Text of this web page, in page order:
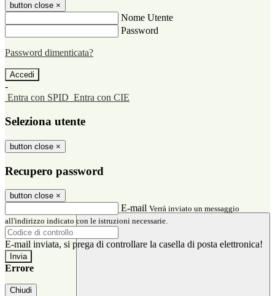
button close ×
Nome Utente
Password
Password dimenticata?
-
Entra con SPID Entra con CIE
Seleziona utente
button close ×
Recupero password
button close ×
E-mail Verrà inviato un messaggio
all'indirizzo indicato con le istruzioni necessarie.
E-mail inviata, si prega di controllare la casella di posta elettronica!
Errore
Chiudi